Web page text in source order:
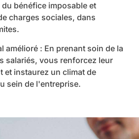
bénéfice imposable et
charges sociales, dans
amélioré : En prenant soin de la
salariés, vous renforcez leur
et instaurez un climat de
sein de l'entreprise.